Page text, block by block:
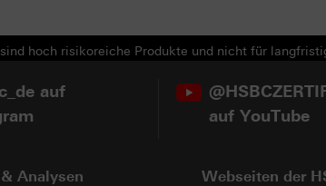
hoch risikoreiche Produkte und nicht für
auf
auf YouTube
Analysen Webseiten der